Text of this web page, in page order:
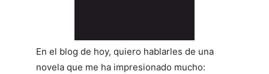
En el blog de hoy, quiero hablarles de una
novela que me ha impresionado mucho: